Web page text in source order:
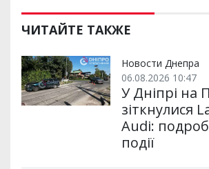
и
р
и
и
e
b
o
k
t
t
e
i
l
e
m p
ЧИТАЙТЕ ТАКЖЕ
Новости Днепра
06.08.2026 10:47
У Дніпрі на
зіткнулися
Audi:
події